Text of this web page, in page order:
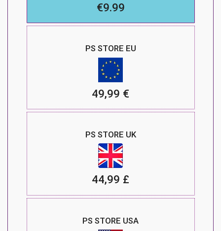
€9.99
PS STORE EU
49,99 €
PS STORE UK
44,99 £
PS STORE USA